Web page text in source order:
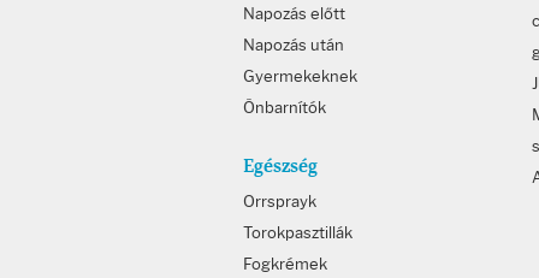
Napozás előtt
Napozás után
Gyermekeknek
Önbarnítók
Egészség
Orrsprayk
Torokpasztillák
Fogkrémek